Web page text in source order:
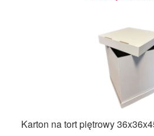
Karton na tort piętrowy